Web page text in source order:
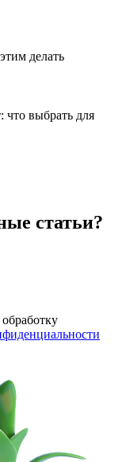
делать
что выбрать для
статьи?